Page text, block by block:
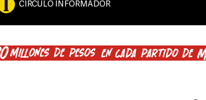
CÍRCULO INFORMADOR